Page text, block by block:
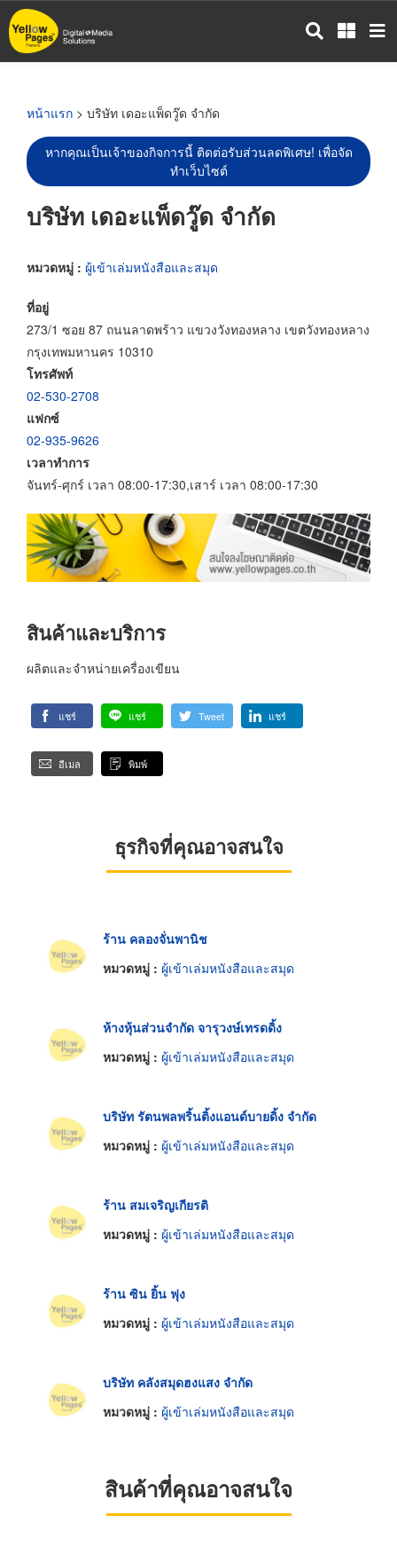
ข้าม
ไป
หน้าแรก > บริษัท เดอะแพ็ดวู๊ด จำกัด
หากคุณเป็นเจ้าของกิจการนี้ ติดต่อรับส่วนลดพิเศษ! เพื่อจัด
ทำเว็บไซต์
บริษัท เดอะแพ็ดวู๊ด จำกัด
หมวดหมู่ : ผู้เข้าเล่มหนังสือและสมุด
ที่อยู่
273/1 ซอย 87 ถนนลาดพร้าว แขวงวังทองหลาง เขตวังทองหลาง
กรุงเทพมหานคร 10310
โทรศัพท์
02-530-2708
แฟกซ์
02-935-9626
เวลาทำการ
จันทร์-ศุกร์ เวลา 08:00-17:30,เสาร์ เวลา 08:00-17:30
สินค้าและบริการ
ผลิตและจำหน่ายเครื่องเขียน
แชร์ แชร์ Tweet แชร์
อีเมล พิมพ์
ธุรกิจที่คุณอาจสนใจ
ร้าน คลองจั่นพานิช
หมวดหมู่ : ผู้เข้าเล่มหนังสือและสมุด
ห้างหุ้นส่วนจำกัด จารุวงษ์เทรดดิ้ง
หมวดหมู่ : ผู้เข้าเล่มหนังสือและสมุด
บริษัท รัตนพลพริ้นติ้งแอนด์บายดิ้ง จำกัด
หมวดหมู่ : ผู้เข้าเล่มหนังสือและสมุด
ร้าน สมเจริญเกียรติ
หมวดหมู่ : ผู้เข้าเล่มหนังสือและสมุด
ร้าน ซิน ยิ้น ฟุง
หมวดหมู่ : ผู้เข้าเล่มหนังสือและสมุด
บริษัท คลังสมุดฮงแสง จำกัด
หมวดหมู่ : ผู้เข้าเล่มหนังสือและสมุด
สินค้าที่คุณอาจสนใจ